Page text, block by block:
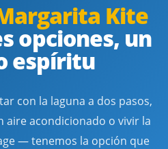
Kite
opciones, un
espíritu
con la laguna a dos pasos,
aire acondicionado o vivir la
— tenemos la opción que